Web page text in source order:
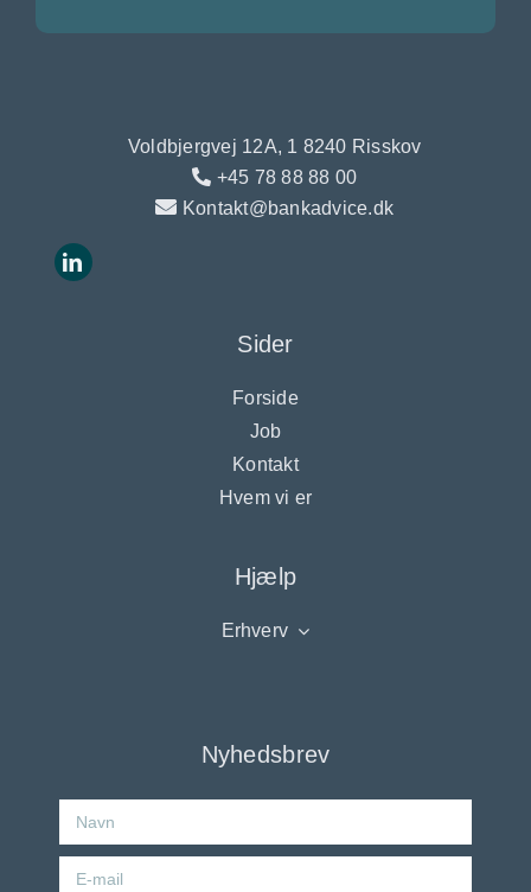
Voldbjergvej 12A, 1 8240 Risskov
+45 78 88 88 00
Kontakt@bankadvice.dk
Sider
Forside
Job
Kontakt
Hvem vi er
Hjælp
Erhverv
Nyhedsbrev